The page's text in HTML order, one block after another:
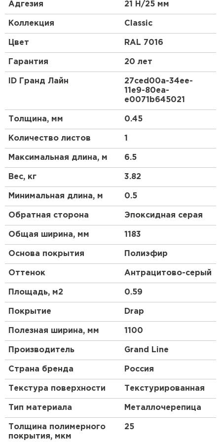
Эта металлочерепица в скандинавском стиле
станет отличным акцентом Вашего дома.
Красивый и гармоничный внешний вид, классика
линий позволяют металлочерепице Classic
органично сочетаться как с природным
ландшафтом, так и с любым архитектурным
стилем самого дома.
Для обустройства кровли компания Grand Line
предлагает приобрести металлочерепицу Classic.
Ассортимент продукции имеет сертификаты,
подтверждающие ее качество и безопасность
использования.
Адгезия 21 Н/25 мм
Коллекция Classic
Цвет RAL 7016
Гарантия 20 лет
ID Гранд Лайн
27ced00a-34ee-
11e9-80ea-
e0071b645021
Толщина, мм 0.45
Количество листов 1
Максимальная длина, м 6.5
Вес, кг 3.82
Минимальная длина, м 0.5
Обратная сторона Эпоксидная серая
Общая ширина, мм 1183
Основа покрытия Полиэфир
Оттенок Антрацитово-серый
Площадь, м2 0.59
Покрытие Drap
Полезная ширина, мм 1100
Производитель Grand Line
Страна бренда Россия
Текстура поверхности Текстурированная
Тип материала Металлочерепица
Толщина полимерного
покрытия, мкм
25